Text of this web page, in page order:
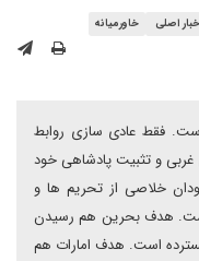
اصلی خاورمیانه
فقط عادی سازی روابط
و تثبیت پادشاهی خود
خلاصی از تحریم ها و
هدف بحرین هم رسیدن
است. هدف امارات هم